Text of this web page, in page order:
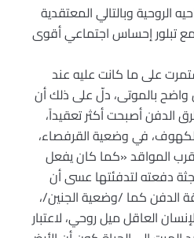
الروحية وبالتالي المعتقدية
مع تبلور إحساس اجتماعي أقوى
على ما كانت عليه عند
بالموتى، دلّ على ذلك أن
الدفن أصبحت أكثر تعقيداً،
في وضعية القرفصاء،
قرب المواقد «كما كان يفعل
دفعته لتدفئتها عسى أن
الدفن كما /وضعية الجنين/،
العاقل ميل روحي، لاعتبار